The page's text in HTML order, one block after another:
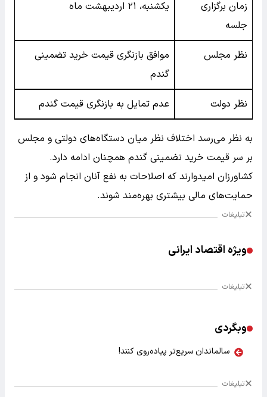
زمان برگزاری
جلسه
یکشنبه، ۲۱ اردیبهشت ماه
نظر مجلس
موافق بازنگری قیمت خرید تضمینی
گندم
نظر دولت عدم تمایل به بازنگری قیمت گندم
به نظر می‌رسد اختلاف نظر میان دستگاه‌های دولتی و مجلس
بر سر قیمت خرید تضمینی گندم همچنان ادامه دارد.
کشاورزان امیدوارند که اصلاحات به نفع آنان انجام شود و از
حمایت‌های مالی بیشتری بهره‌مند شوند.
تبلیغات
ویژه اقتصاد ایرانی
تبلیغات
وبگردی
سالماندان سریع‌تر پیاده‌روی کنند!
تبلیغات